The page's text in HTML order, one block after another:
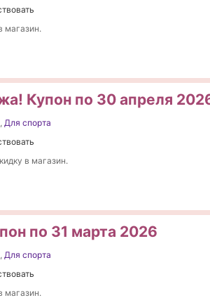
магазин.
Купон по 30 апреля
, Для спорта
в магазин.
по 31 марта 2026
, Для спорта
магазин.